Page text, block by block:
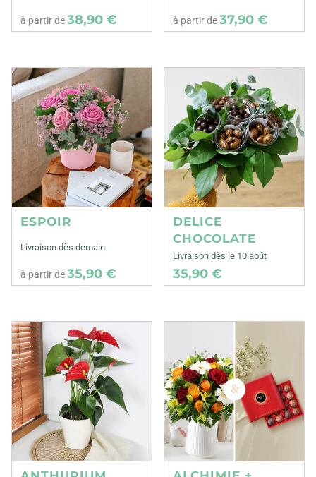
à partir de38,90 € à partir de37,90 €
ESPOIR
Livraison dès demain
à partir de35,90 €
DELICE
CHOCOLATE
Livraison dès le 10 août
35,90 €